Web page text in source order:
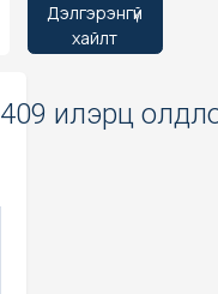
Дэлгэрэнгүй
хайлт
409 илэрц